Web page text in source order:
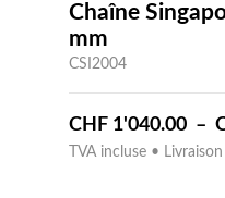
Chaîne
mm
CSI2004
CHF 1'040.00 –
TVA incluse •